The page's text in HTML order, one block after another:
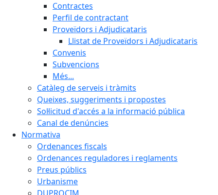
Contractes
Perfil de contractant
Proveïdors i Adjudicataris
Llistat de Proveïdors i Adjudicataris
Convenis
Subvencions
Més...
Catàleg de serveis i tràmits
Queixes, suggeriments i propostes
Sol·licitud d'accés a la informació pública
Canal de denúncies
Normativa
Ordenances fiscals
Ordenances reguladores i reglaments
Preus públics
Urbanisme